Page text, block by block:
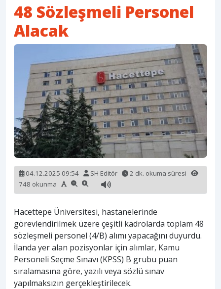
48 Sözleşmeli Personel
Alacak
04.12.2025 09:54 SH Editör
2 dk. okuma süresi
748 okunma
Hacettepe Üniversitesi, hastanelerinde
görevlendirilmek üzere çeşitli kadrolarda toplam 48
sözleşmeli personel (4/B) alımı yapacağını duyurdu.
İlanda yer alan pozisyonlar için alımlar, Kamu
Personeli Seçme Sınavı (KPSS) B grubu puan
sıralamasına göre, yazılı veya sözlü sınav
yapılmaksızın gerçekleştirilecek.